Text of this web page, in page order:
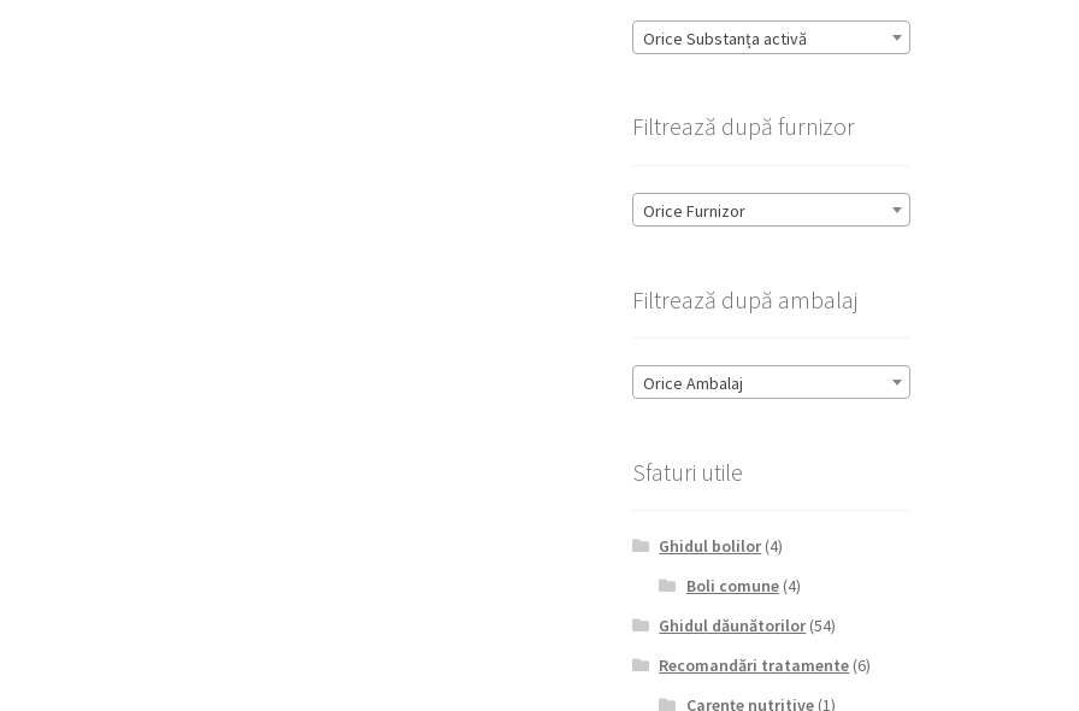
Orice Substanța activă
Filtrează după furnizor
Orice Furnizor
Filtrează după ambalaj
Orice Ambalaj
Sfaturi utile
Ghidul bolilor(4)
Boli comune(4)
Ghidul dăunătorilor(54)
Recomandări tratamente (6)
Carențe nutritive(1)